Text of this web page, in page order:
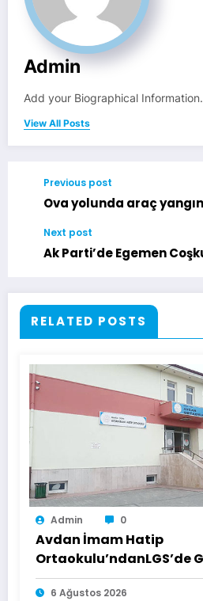
Admin
Add your Biographical Information.
View All Posts
Previous post
Ova yolunda araç
Next post
Ak Parti’de Egemen
RELATED POSTS
Admin 0
Avdan İmam Hatip
Ortaokulu’ndanLGS’de
Başarı
6 Ağustos 2026